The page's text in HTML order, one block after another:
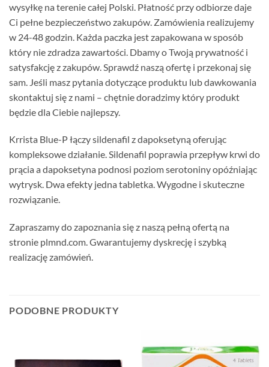
wysyłkę na terenie całej Polski. Płatność przy odbiorze daje
Ci pełne bezpieczeństwo zakupów. Zamówienia realizujemy
w 24-48 godzin. Każda paczka jest zapakowana w sposób
który nie zdradza zawartości. Dbamy o Twoją prywatność i
satysfakcję z zakupów. Sprawdź naszą ofertę i przekonaj się
sam. Jeśli masz pytania dotyczące produktu lub dawkowania
skontaktuj się z nami – chętnie doradzimy który produkt
będzie dla Ciebie najlepszy.
Krrista Blue-P łączy sildenafil z dapoksetyną oferując
kompleksowe działanie. Sildenafil poprawia przepływ krwi do
prącia a dapoksetyna podnosi poziom serotoniny opóźniając
wytrysk. Dwa efekty jedna tabletka. Wygodne i skuteczne
rozwiązanie.
Zapraszamy do zapoznania się z naszą pełną ofertą na
stronie plmnd.com. Gwarantujemy dyskrecję i szybką
realizację zamówień.
PODOBNE PRODUKTY